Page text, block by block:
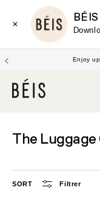
✕
BÉIS
20% off Sets! Shop Now
The Luggage
SORT Filtrer